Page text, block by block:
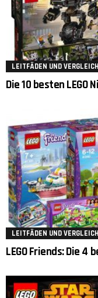
LEITFÄDEN UND
Die 10 besten LEGO
LEITFÄDEN UND
LEGO Friends: Die